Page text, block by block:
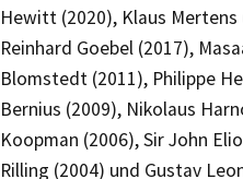
Hewitt (2020), Klaus
Reinhard Goebel (2017),
Blomstedt (2011), Philippe
Bernius (2009), Nikolaus
Koopman (2006), Sir John
Rilling (2004) und Gustav